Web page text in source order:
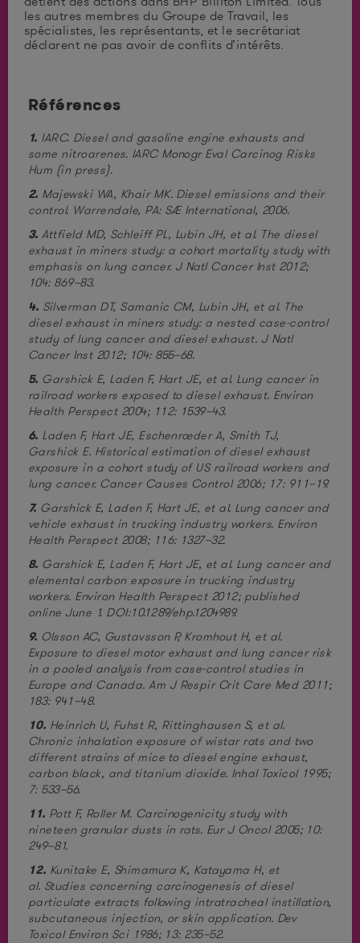
les autres membres du Groupe de Travail, les
spécialistes, les représentants, et le secrétariat
déclarent ne pas avoir de conflits d’intérêts.
Références
1. IARC. Diesel and gasoline engine exhausts and
some nitroarenes. IARC Monogr Eval Carcinog Risks
Hum (in press).
2. Majewski WA, Khair MK. Diesel emissions and their
control. Warrendale, PA: SAE International, 2006.
3. Attfield MD, Schleiff PL, Lubin JH, et al. The diesel
exhaust in miners study: a cohort mortality study with
emphasis on lung cancer. J Natl Cancer Inst 2012;
104: 869–83.
4. Silverman DT, Samanic CM, Lubin JH, et al. The
diesel exhaust in miners study: a nested case-control
study of lung cancer and diesel exhaust. J Natl
Cancer Inst 2012; 104: 855–68.
5. Garshick E, Laden F, Hart JE, et al. Lung cancer in
railroad workers exposed to diesel exhaust. Environ
Health Perspect 2004; 112: 1539–43.
6. Laden F, Hart JE, Eschenroeder A, Smith TJ,
Garshick E. Historical estimation of diesel exhaust
exposure in a cohort study of US railroad workers and
lung cancer. Cancer Causes Control 2006; 17: 911–19.
7.Garshick E, Laden F, Hart JE, et al. Lung cancer and
vehicle exhaust in trucking industry workers. Environ
Health Perspect 2008; 116: 1327–32.
8. Garshick E, Laden F, Hart JE, et al. Lung cancer and
elemental carbon exposure in trucking industry
workers. Environ Health Perspect 2012; published
online June 1. DOI:10.1289/ehp.1204989.
9. Olsson AC, Gustavsson P, Kromhout H, et al.
Exposure to diesel motor exhaust and lung cancer risk
in a pooled analysis from case-control studies in
Europe and Canada. Am J Respir Crit Care Med 2011;
183: 941–48.
10. Heinrich U, Fuhst R, Rittinghausen S, et al.
Chronic inhalation exposure of wistar rats and two
different strains of mice to diesel engine exhaust,
carbon black, and titanium dioxide. Inhal Toxicol 1995;
7: 533–56.
11. Pott F, Roller M. Carcinogenicity study with
nineteen granular dusts in rats. Eur J Oncol 2005; 10:
249–81.
12. Kunitake E, Shimamura K, Katayama H, et
al. Studies concerning carcinogenesis of diesel
particulate extracts following intratracheal instillation,
subcutaneous injection, or skin application. Dev
Toxicol Environ Sci 1986; 13: 235–52.